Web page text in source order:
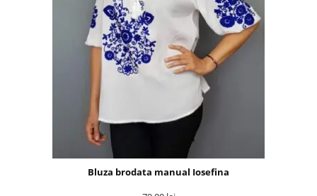
Bluza brodata manual Iosefina